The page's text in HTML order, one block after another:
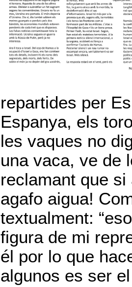
repartides per
Espanya, els
les vaques no
una vaca, ve de
reclamant que
agafo aigua!
textualment:
figura de mi
él por lo que
algunos es ser